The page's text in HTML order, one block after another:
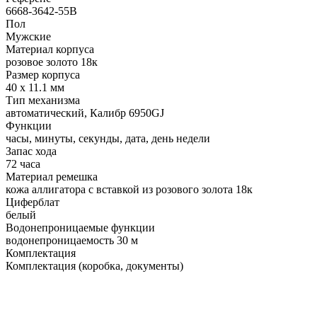
6668-3642-55B
Пол
Мужские
Материал корпуса
розовое золото 18к
Размер корпуса
40 х 11.1 мм
Тип механизма
автоматический, Калибр 6950GJ
Функции
часы, минуты, секунды, дата, день недели
Запас хода
72 часа
Материал ремешка
кожа аллигатора с вставкой из розового золота 18к
Циферблат
белый
Водонепроницаемые функции
водонепроницаемость 30 м
Комплектация
Комплектация (коробка, документы)